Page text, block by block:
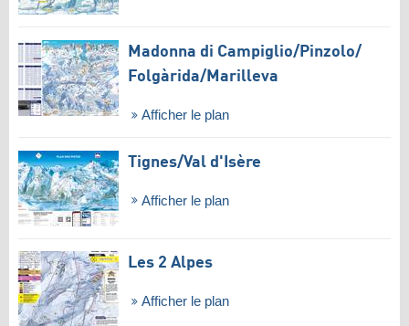
Madonna di Campiglio/​Pinzolo/​
Folgàrida/​Marilleva
Afficher le plan
Tignes/​Val d'Isère
Afficher le plan
Les 2 Alpes
Afficher le plan